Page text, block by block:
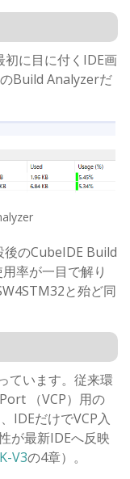
に目に付くIDE画
Build Analyzerだ
のCubeIDE Build
率が一目で解り
と殆ど同
ています。従来環
（VCP）用の
IDEだけでVCP入
が最新IDEへ反映
V3の4章）。